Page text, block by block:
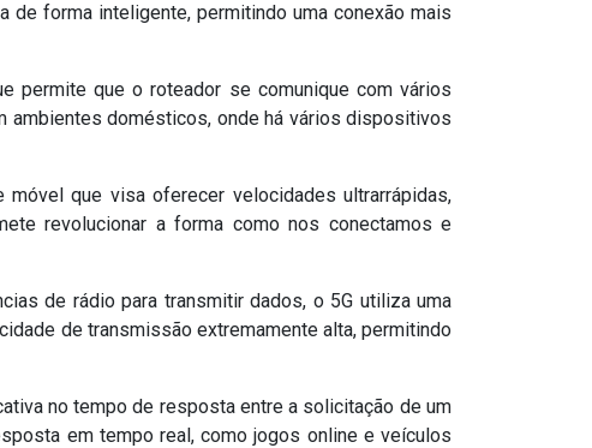
forma inteligente, permitindo uma conexão mais
permite que o roteador se comunique com vários
ambientes domésticos, onde há vários dispositivos
que visa oferecer velocidades ultrarrápidas,
revolucionar a forma como nos conectamos e
de rádio para transmitir dados, o 5G utiliza uma
de transmissão extremamente alta, permitindo
no tempo de resposta entre a solicitação de um
em tempo real, como jogos online e veículos